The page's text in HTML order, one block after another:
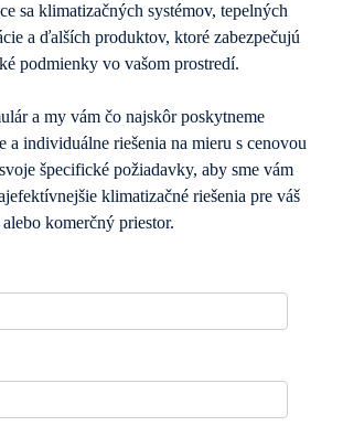
sa klimatizačných systémov, tepelných
a ďalších produktov, ktoré zabezpečujú
podmienky vo vašom prostredí.
a my vám čo najskôr poskytneme
a individuálne riešenia na mieru s cenovou
špecifické požiadavky, aby sme vám
klimatizačné riešenia pre váš
komerčný priestor.